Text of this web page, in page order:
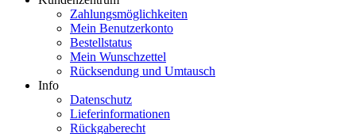
Zahlungsmöglichkeiten
Mein Benutzerkonto
Bestellstatus
Mein Wunschzettel
Rücksendung und Umtausch
Info
Datenschutz
Lieferinformationen
Rückgaberecht